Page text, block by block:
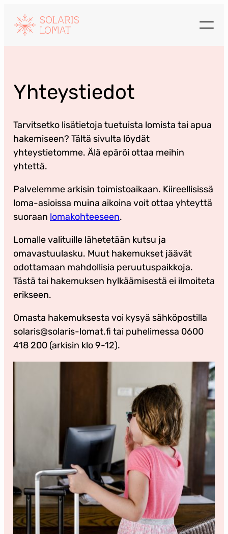
sisältöön
Yhteystiedot
Tarvitsetko lisätietoja tuetuista lomista tai apua
hakemiseen? Tältä sivulta löydät
yhteystietomme. Älä epäröi ottaa meihin
yhtettä.
Palvelemme arkisin toimistoaikaan. Kiireellisissä
loma-asioissa muina aikoina voit ottaa yhteyttä
suoraan lomakohteeseen.
Lomalle valituille lähetetään kutsu ja
omavastuulasku. Muut hakemukset jäävät
odottamaan mahdollisia peruutuspaikkoja.
Tästä tai hakemuksen hylkäämisestä ei ilmoiteta
erikseen.
Omasta hakemuksesta voi kysyä sähköpostilla
solaris@solaris-lomat.fi tai puhelimessa 0600
418 200 (arkisin klo 9-12).